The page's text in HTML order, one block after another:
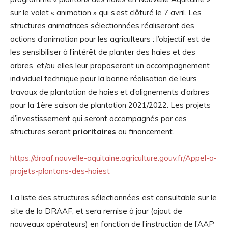
sur le volet « animation » qui s’est clôturé le 7 avril. Les
structures animatrices sélectionnées réaliseront des
actions d’animation pour les agriculteurs : l’objectif est de
les sensibiliser à l’intérêt de planter des haies et des
arbres, et/ou elles leur proposeront un accompagnement
individuel technique pour la bonne réalisation de leurs
travaux de plantation de haies et d’alignements d’arbres
pour la 1ère saison de plantation 2021/2022. Les projets
d’investissement qui seront accompagnés par ces
structures seront prioritaires au financement.
https://draaf.nouvelle-aquitaine.agriculture.gouv.fr/Appel-a-
projets-plantons-des-haiest
La liste des structures sélectionnées est consultable sur le
site de la DRAAF, et sera remise à jour (ajout de
nouveaux opérateurs) en fonction de l’instruction de l’AAP